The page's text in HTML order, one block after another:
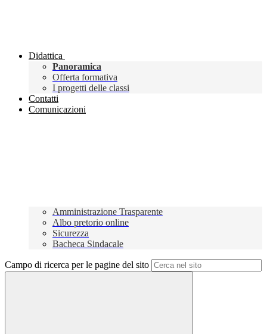
Didattica
Panoramica
Offerta formativa
I progetti delle classi
Contatti
Comunicazioni
Amministrazione Trasparente
Albo pretorio online
Sicurezza
Bacheca Sindacale
Campo di ricerca per le pagine del sito